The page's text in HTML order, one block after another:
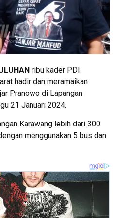
ribu kader PDI
hadir dan meramaikan
Pranowo di Lapangan
21 Januari 2024.
Karawang lebih dari 300
menggunakan 5 bus dan